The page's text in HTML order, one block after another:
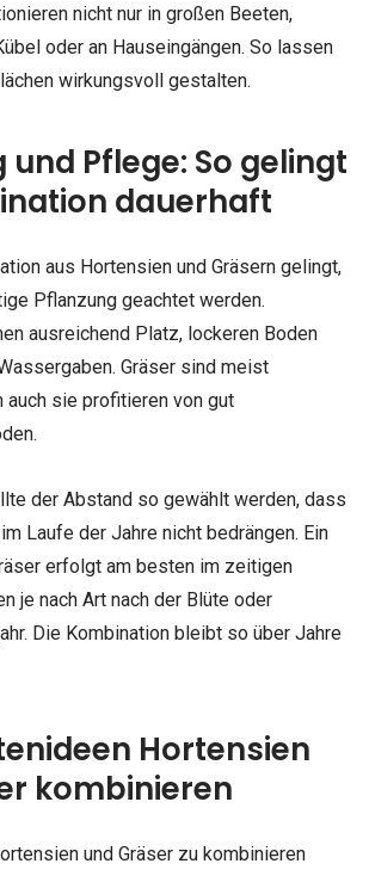
nicht nur in großen Beeten,
oder an Hauseingängen. So lassen
wirkungsvoll gestalten.
und Pflege: So gelingt
dauerhaft
aus Hortensien und Gräsern gelingt,
Pflanzung geachtet werden.
ausreichend Platz, lockeren Boden
Gräser sind meist
auch sie profitieren von gut
der Abstand so gewählt werden, dass
Laufe der Jahre nicht bedrängen. Ein
erfolgt am besten im zeitigen
je nach Art nach der Blüte oder
Die Kombination bleibt so über Jahre
Hortensien
kombinieren
und Gräser zu kombinieren